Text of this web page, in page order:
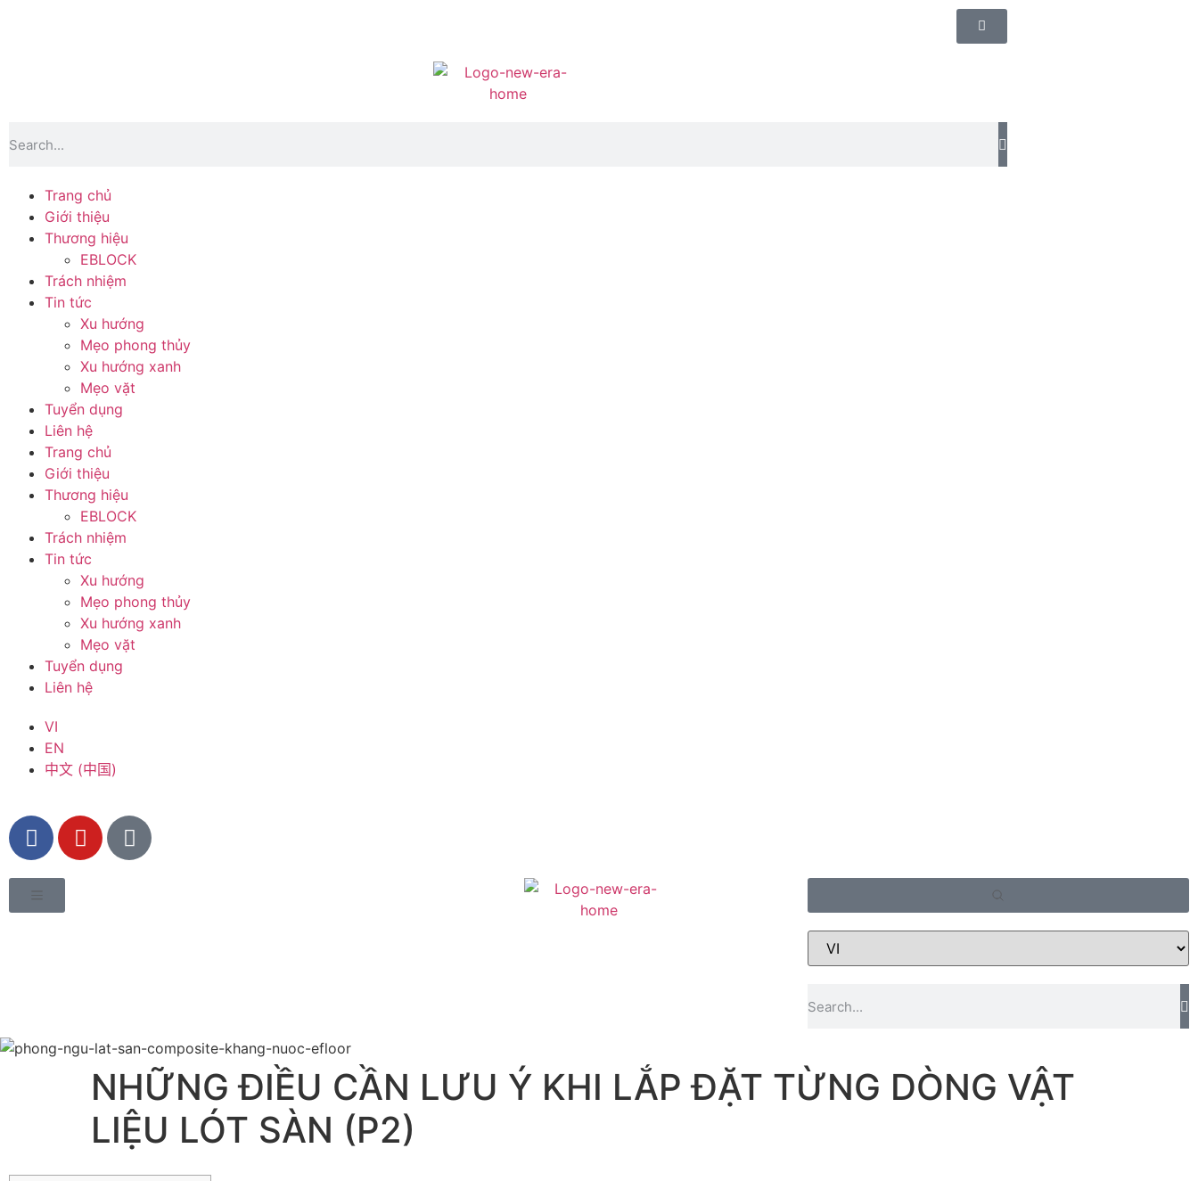
Trang chủ
Giới thiệu
Thương hiệu
EBLOCK
Trách nhiệm
Tin tức
Xu hướng
Mẹo phong thủy
Xu hướng xanh
Mẹo vặt
Tuyển dụng
Liên hệ
Trang chủ
Giới thiệu
Thương hiệu
EBLOCK
Trách nhiệm
Tin tức
Xu hướng
Mẹo phong thủy
Xu hướng xanh
Mẹo vặt
Tuyển dụng
Liên hệ
VI
EN
中文 (中国)
NHỮNG ĐIỀU CẦN LƯU Ý KHI LẮP ĐẶT TỪNG DÒNG VẬT
LIỆU LÓT SÀN (P2)